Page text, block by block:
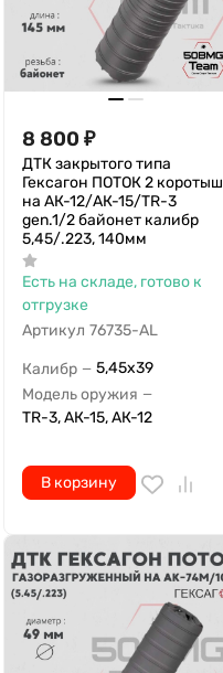
8 800 ₽
ДТК закрытого типа
Гексагон ПОТОК 2 коротыш
на АК-12/АК-15/TR-3
gen.1/2 байонет калибр
5,45/.223, 140мм
Есть на складе, готово к
отгрузке
Артикул 76735-AL
Калибр — 5,45х39
Модель оружия —
TR-3, АК-15, АК-12
В корзину